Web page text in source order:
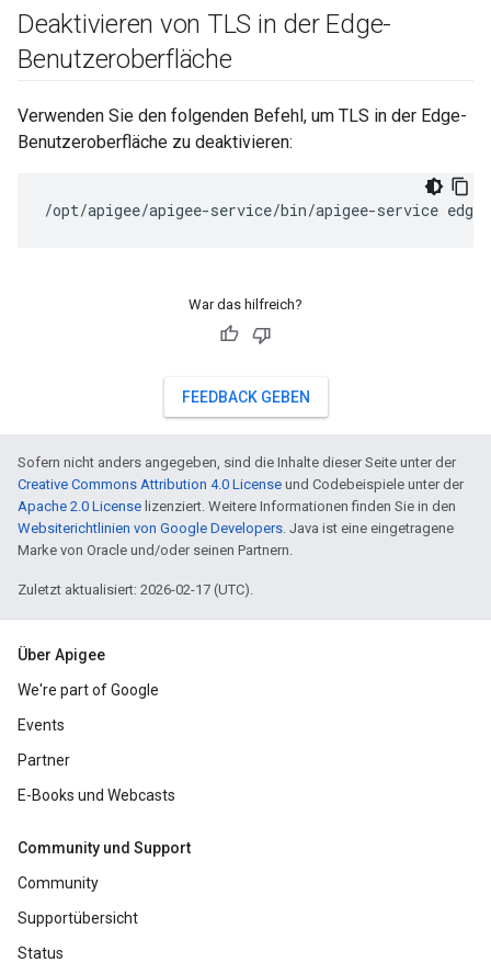
Deaktivieren von TLS in der Edge-
Benutzeroberfläche
Verwenden Sie den folgenden Befehl, um TLS in der Edge-
Benutzeroberfläche zu deaktivieren:
/opt/apigee/apigee-service/bin/apigee-service
War das hilfreich?
FEEDBACK GEBEN
Sofern nicht anders angegeben, sind die Inhalte dieser Seite unter der
Creative Commons Attribution 4.0 License und Codebeispiele unter der
Apache 2.0 License lizenziert. Weitere Informationen finden Sie in den
Websiterichtlinien von Google Developers. Java ist eine eingetragene
Marke von Oracle und/oder seinen Partnern.
Zuletzt aktualisiert: 2026-02-17 (UTC).
Über Apigee
We're part of Google
Events
Partner
E-Books und Webcasts
Community und Support
Community
Supportübersicht
Status